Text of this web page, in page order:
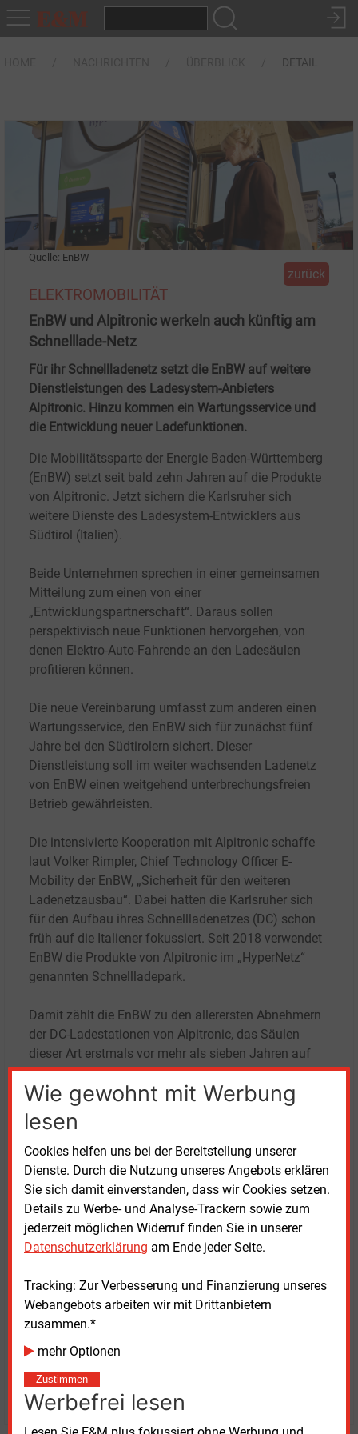
DETAIL
Wie gewohnt mit Werbung
lesen
Cookies helfen uns bei der Bereitstellung unserer
Dienste. Durch die Nutzung unseres Angebots erklären
Sie sich damit einverstanden, dass wir Cookies setzen.
Details zu Werbe- und Analyse-Trackern sowie zum
jederzeit möglichen Widerruf finden Sie in unserer
Datenschutzerklärung am Ende jeder Seite.
Tracking: Zur Verbesserung und Finanzierung unseres
Webangebots arbeiten wir mit Drittanbietern
zusammen.*
mehr Optionen
Zustimmen
Werbefrei lesen
Quelle: EnBW
zurück
ELEKTROMOBILITÄT
EnBW und Alpitronic werkeln auch künftig am
Schnelllade-Netz
Für ihr Schnellladenetz setzt die EnBW auf weitere
Dienstleistungen des Ladesystem-Anbieters
Alpitronic. Hinzu kommen ein Wartungsservice und
die Entwicklung neuer Ladefunktionen.
Die Mobilitätssparte der Energie Baden-Württemberg
(EnBW) setzt seit bald zehn Jahren auf die Produkte
von Alpitronic. Jetzt sichern die Karlsruher sich
weitere Dienste des Ladesystem-Entwicklers aus
Südtirol (Italien).
Beide Unternehmen sprechen in einer gemeinsamen
Mitteilung zum einen von einer
„Entwicklungspartnerschaft“. Daraus sollen
perspektivisch neue Funktionen hervorgehen, von
denen Elektro-Auto-Fahrende an den Ladesäulen
profitieren können.
Die neue Vereinbarung umfasst zum anderen einen
Wartungsservice, den EnBW sich für zunächst fünf
Jahre bei den Südtirolern sichert. Dieser
Dienstleistung soll im weiter wachsenden Ladenetz
von EnBW einen weitgehend unterbrechungsfreien
Betrieb gewährleisten.
Die intensivierte Kooperation mit Alpitronic schaffe
laut Volker Rimpler, Chief Technology Officer E-
Mobility der EnBW, „Sicherheit für den weiteren
Ladenetzausbau“. Dabei hatten die Karlsruher sich
für den Aufbau ihres Schnellladenetzes (DC) schon
früh auf die Italiener fokussiert. Seit 2018 verwendet
EnBW die Produkte von Alpitronic im „HyperNetz“
genannten Schnellladepark.
Damit zählt die EnBW zu den allerersten Abnehmern
der DC-Ladestationen von Alpitronic, das Säulen
dieser Art erstmals vor mehr als sieben Jahren auf
den Markt gebracht hatte. Die Firmengründung von
Alpitronic erfolgte 2009.
EnBWs Schnellladenetz umfasst derzeit nach
Unternehmensangaben mehr als 8.000
Schnellladepunkte mit einer Ladeleistung von bis zu
400 kW. Der Großteil der Anlagen, teilen die
Karlsruher mit, seien von Alpitronic hergestellt.
Der nun geschlossene Vertrag soll nicht der letzte
bereits eine Option auf eine neuerliche Verlängerung
der Zusammenarbeit hinterlegt.
Donnerstag, 18.12.2025, 17:51 Uhr
Volker Stephan
© 2026 Energie & Management GmbH